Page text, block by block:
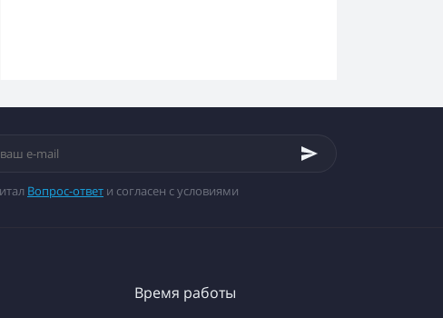
Вопрос-ответ и согласен с условиями
Время работы